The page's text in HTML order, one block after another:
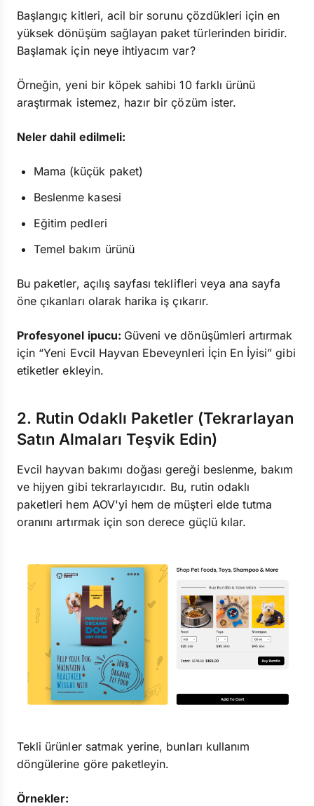
Başlangıç kitleri, acil bir sorunu çözdükleri için en
yüksek dönüşüm sağlayan paket türlerinden biridir.
Başlamak için neye ihtiyacım var?
Örneğin, yeni bir köpek sahibi 10 farklı ürünü
araştırmak istemez, hazır bir çözüm ister.
Neler dahil edilmeli:
Mama (küçük paket)
Beslenme kasesi
Eğitim pedleri
Temel bakım ürünü
Bu paketler, açılış sayfası teklifleri veya ana sayfa
öne çıkanları olarak harika iş çıkarır.
Profesyonel ipucu: Güveni ve dönüşümleri artırmak
için “Yeni Evcil Hayvan Ebeveynleri İçin En İyisi” gibi
etiketler ekleyin.
2. Rutin Odaklı Paketler (Tekrarlayan
Satın Almaları Teşvik Edin)
Evcil hayvan bakımı doğası gereği beslenme, bakım
ve hijyen gibi tekrarlayıcıdır. Bu, rutin odaklı
paketleri hem AOV'yi hem de müşteri elde tutma
oranını artırmak için son derece güçlü kılar.
Tekli ürünler satmak yerine, bunları kullanım
döngülerine göre paketleyin.
Örnekler: